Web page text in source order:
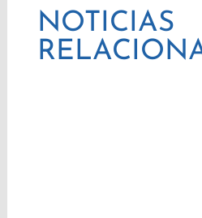
NOTICIAS